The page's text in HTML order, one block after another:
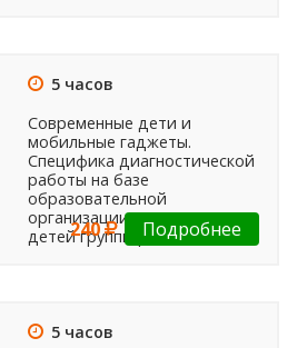
5 часов
Современные дети и
мобильные гаджеты.
Специфика диагностической
работы на базе
образовательной
организации по выявлению
детей группы риска
240 Подробнее
5 часов